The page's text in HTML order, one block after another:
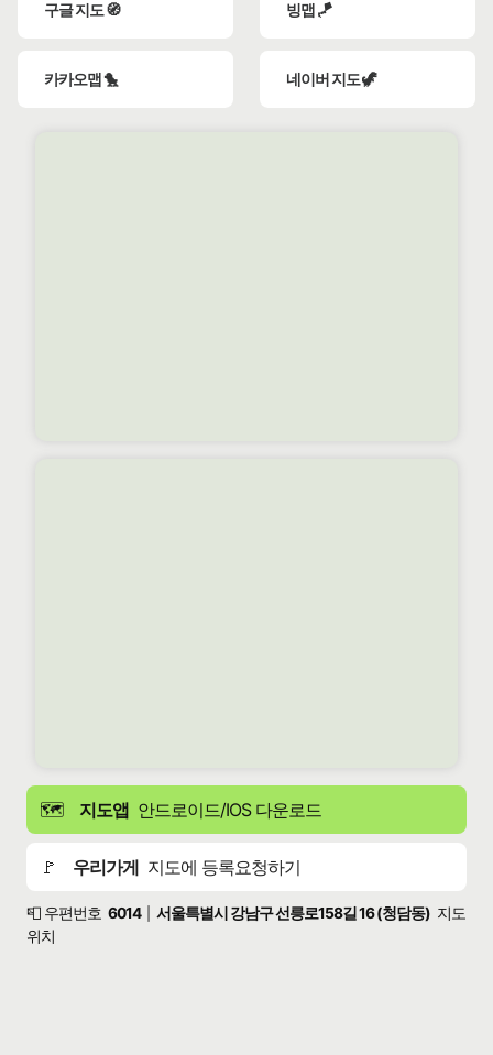
구글 지도 🧭 빙맵 🪁
카카오맵 🐤 네이버 지도 🦖
🗺️ 지도앱 안드로이드/IOS 다운로드
🚩 우리가게 지도에 등록요청하기
📮 우편번호 6014 서울특별시 강남구 선릉로158길 16 (청담동) 지도
위치